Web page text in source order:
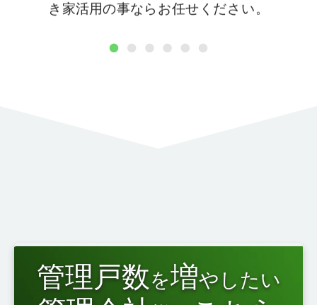
き家活用の事ならお任せください。
1 2
管理戸数を増やしたい